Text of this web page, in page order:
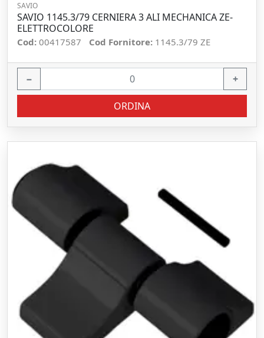
SAVIO
SAVIO 1145.3/79 CERNIERA 3 ALI MECHANICA ZE-
ELETTROCOLORE
Cod: 00417587 Cod Fornitore: 1145.3/79 ZE
− +
ORDINA